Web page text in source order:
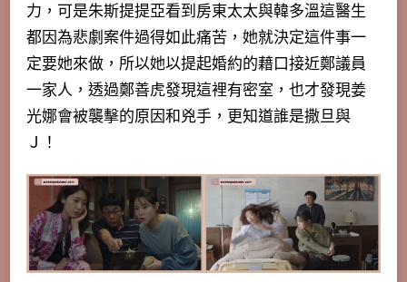
力，可是朱斯提提亞看到房東太太與韓多溫這醫生
都因為悲劇案件過得如此痛苦，她就決定這件事一
定要她來做，所以她以提起婚約的藉口接近鄭議員
一家人，透過鄭善虎發現這裡有密室，也才發現姜
光娜會被襲擊的原因和兇手，更知道誰是撒旦與
Ｊ！